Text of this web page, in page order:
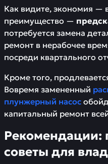
Как видите, экономия —
преимущество —
потребуется замена
ремонт в нерабочее
посреди квартального
Кроме того,
Вовремя замененный
плунжерный насос
капитальный ремонт
Рекомендации:
советы для